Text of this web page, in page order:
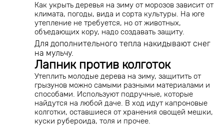
Как укрыть деревья на зиму от морозов зависит от
климата, погоды, вида и сорта культуры. На юге
утепление не требуется, но от животных,
объедающих кору, надо создавать защиту.
Для дополнительного тепла накидывают снег
на мульчу.
Лапник против колготок
Утеплить молодые дерева на зиму, защитить от
грызунов можно самыми разными материалами и
способами. Используют подручные, которые
найдутся на любой даче. В ход идут капроновые
колготки, оставшиеся от хранения овощей мешки,
куски рубероида, толя и прочее.